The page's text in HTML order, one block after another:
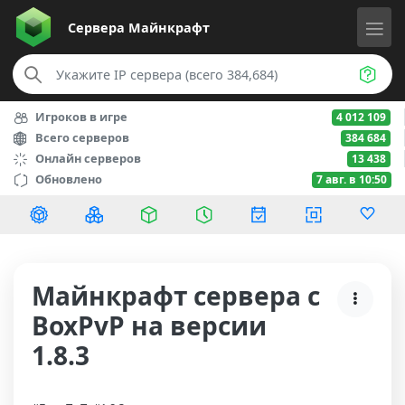
Сервера Майнкрафт
Игроков в игре 4 012 109
Всего серверов 384 684
Онлайн серверов 13 438
Обновлено 7 авг. в 10:50
Майнкрафт сервера с
BoxPvP на версии
1.8.3